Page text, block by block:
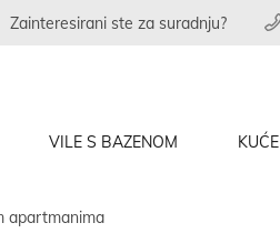
Zainteresirani ste za suradnju?
VILE S BAZENOM KUĆE
apartmanima